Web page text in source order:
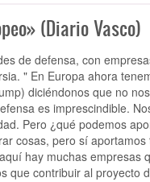
(Diario Vasco)
de defensa, con
" En Europa ahora
diciéndonos que no
es imprescindible.
Pero ¿qué podemos
cosas, pero sí
hay muchas empresas
que contribuir al proyecto